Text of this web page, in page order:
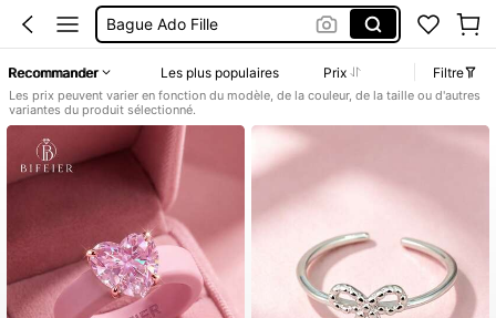
Bague Enfants Filles
Bague Silicone
Recommander Les plus populaires Prix Filtre
Les prix peuvent varier en fonction du modèle, de la couleur, de la taille ou d'autres
variantes du produit sélectionné.